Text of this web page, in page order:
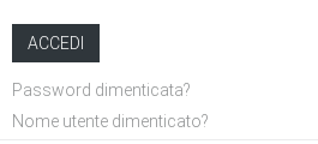
ACCEDI
Password dimenticata?
Nome utente dimenticato?